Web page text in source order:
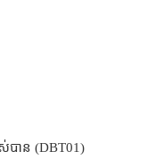
បាន (DBT01)